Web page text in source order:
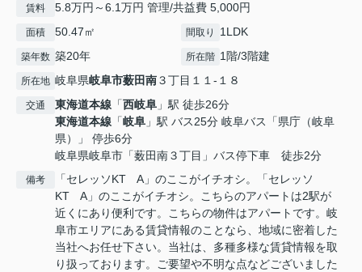
賃料 5.8万円～6.1万円 管理/共益費 5,000円
面積 50.47㎡ 間取り 1LDK
築年数 築20年 所在階 1階/3階建
所在地 岐阜県岐阜市薮田南３丁目１１-１８
交通 東海道本線 「西岐阜 」駅 徒歩26分
東海道本線 「岐阜 」駅 バス25分 岐阜バス「県庁（岐阜
県）」 停歩6分
岐阜県岐阜市「薮田南３丁目」バス停下車 徒歩2分
備考
「セレッソKT A」のここがイチオシ。「セレッソ
KT A」のここがイチオシ。こちらのアパートは2駅が
近くにあり便利です。こちらの物件はアパートです。岐
阜市エリアにある賃貸情報のことなら、地域に密着した
当社へお任せ下さい。当社は、多種多様な賃貸情報を取
り扱っております。ご要望や不明な点などございました